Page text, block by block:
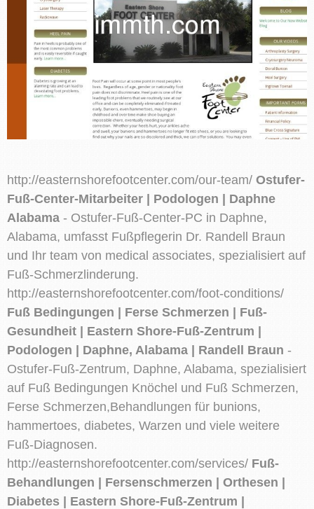
http://easternshorefootcenter.com/our-team/ Ostufer-
Fuß-Center-Mitarbeiter | Podologen | Daphne
Alabama - Ostufer-Fuß-Center-PC in Daphne,
Alabama, umfasst Fußpflegerin Dr. Randell Braun
und Ihr team von medical associates, spezialisiert auf
Fuß-Schmerzlinderung.
http://easternshorefootcenter.com/foot-conditions/
Fuß Bedingungen | Ferse Schmerzen | Fuß-
Gesundheit | Eastern Shore-Fuß-Zentrum |
Podologen | Daphne, Alabama | Randell Braun -
Ostufer-Fuß-Zentrum, Daphne, Alabama, spezialisiert
auf Fuß Bedingungen Knöchel und Fuß Schmerzen,
Ferse Schmerzen,Behandlungen für bunions,
hammertoes, diabetes, Warzen und viele weitere
Fuß-Diagnosen.
http://easternshorefootcenter.com/services/ Fuß-
Behandlungen | Fersenschmerzen | Orthesen |
Diabetes | Eastern Shore-Fuß-Zentrum |